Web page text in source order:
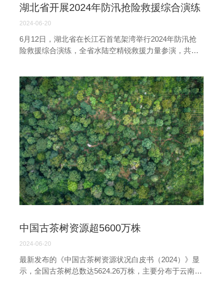
湖北省开展2024年防汛抢险救援综合演练
2024-06-20
6月12日，湖北省在长江石首笔架湾举行2024年防汛抢
险救援综合演练，全省水陆空精锐救援力量参演，共
空中、陆上、水下等多维度侦测手段，展现了应对重大
险情的综合能力。演练强化了实战救援能力，为应对主
汛期极端天气做好准备。
中国古茶树资源超5600万株
2024-06-20
最新发布的《中国古茶树资源状况白皮书（2024）》显
示，全国古茶树总数达5624.26万株，主要分布于云南、